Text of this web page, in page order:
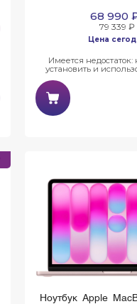
68 990
79 339 ₽
Цена
Имеется
установить и
Ноутбук Apple